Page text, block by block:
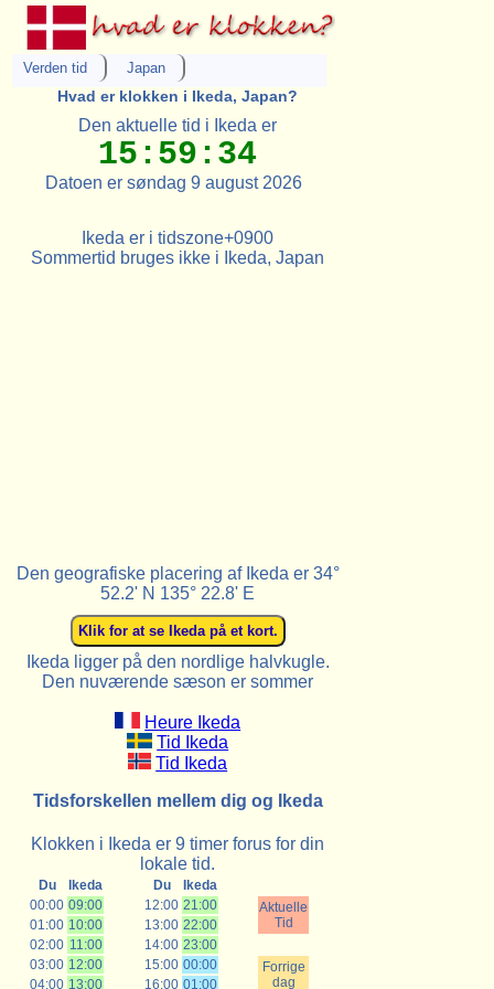
Verden tid Japan
Hvad er klokken i Ikeda, Japan?
Den aktuelle tid i Ikeda er
15:59:34
Datoen er søndag 9 august 2026
Ikeda er i tidszone+0900
Sommertid bruges ikke i Ikeda, Japan
Den geografiske placering af Ikeda er 34°
52.2' N 135° 22.8' E
Ikeda ligger på den nordlige halvkugle.
Den nuværende sæson er sommer
Heure Ikeda
Tid Ikeda
Tid Ikeda
Tidsforskellen mellem dig og Ikeda
Klokken i Ikeda er 9 timer forus for din
lokale tid.
Du Ikeda Du
Ikeda
00:00 09:00 12:00 21:00
Aktuelle
Tid
01:00 10:00 13:00 22:00
02:00 11:00 14:00 23:00
03:00 12:00 15:00 00:00
Forrige
dag
04:00 13:00 16:00 01:00